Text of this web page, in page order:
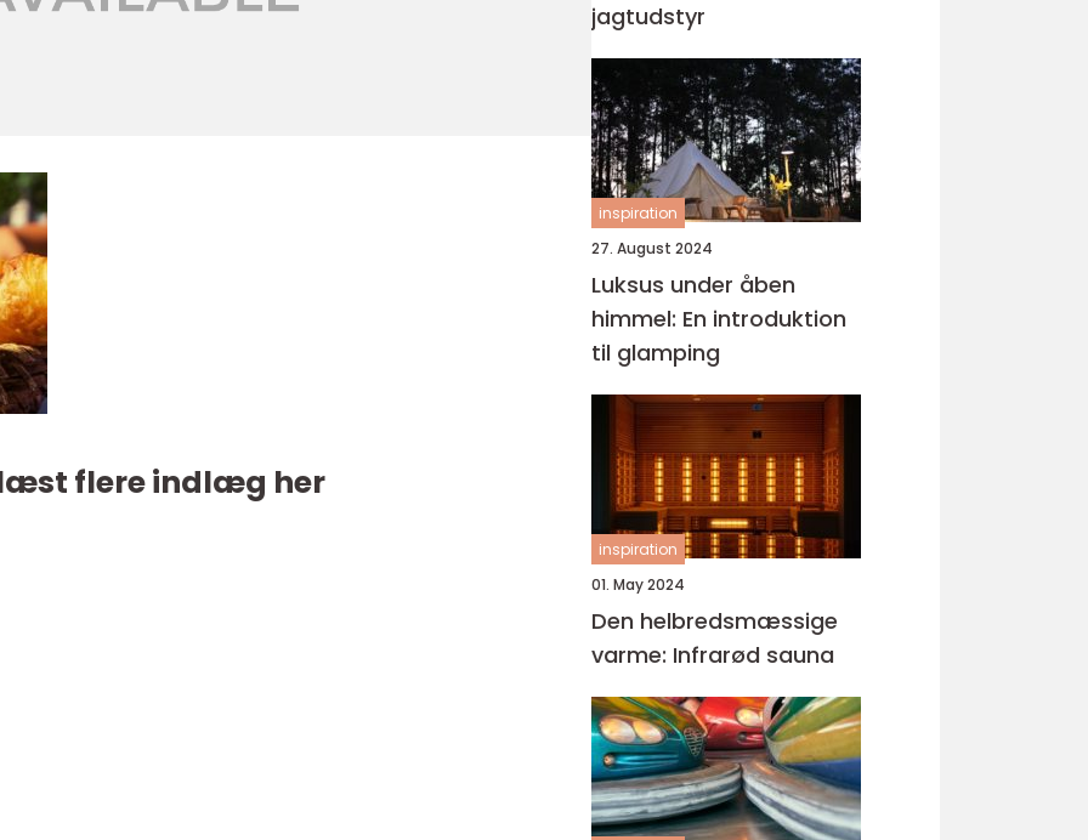
flere indlæg her
jagtudstyr
inspiration
27. August 2024
Luksus under åben
himmel: En introduktion
til glamping
inspiration
01. May 2024
Den helbredsmæssige
varme: Infrarød sauna